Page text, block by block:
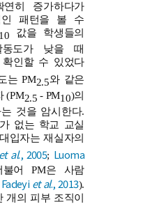
히 증가하다가
인 패턴을 볼 수
값을 학생들의
도가 낮을 때
인할 수 있었다
는 PM2.5와 같은
(PM2.5 - PM10)의
것을 암시한다.
없는 학교 교실
입자는 재실자의
et al., 2005; Luoma
어 PM은 사람
Fadeyiet al., 2013).
개의 피부 조직이